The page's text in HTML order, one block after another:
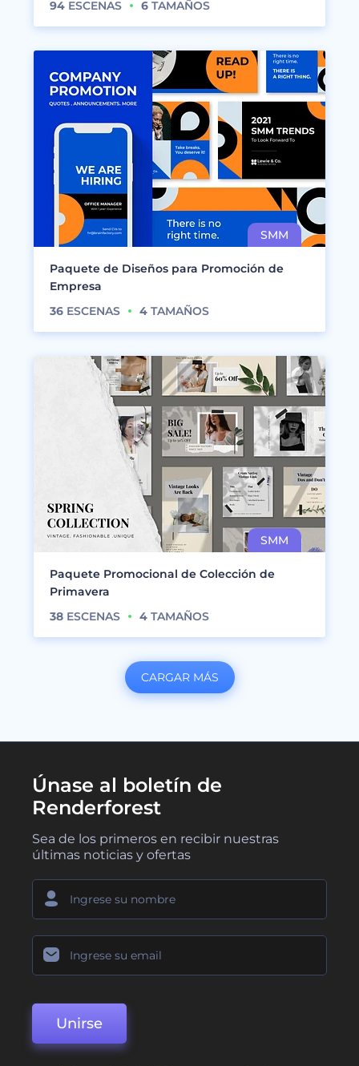
94 ESCENAS 6 TAMAÑOS
Paquete de Diseños para Promoción de
Empresa
36 ESCENAS 4 TAMAÑOS
Paquete Promocional de Colección de
Primavera
38 ESCENAS 4 TAMAÑOS
CARGAR MÁS
Únase al boletín de
Renderforest
Sea de los primeros en recibir nuestras
últimas noticias y ofertas
Unirse